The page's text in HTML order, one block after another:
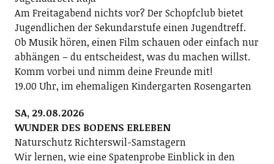
Am Freitagabend nichts vor? Der Schopfclub bietet
Jugendlichen der Sekundarstufe einen Jugendtreff.
Ob Musik hören, einen Film schauen oder einfach nur
abhängen – du entscheidest, was du machen willst.
Komm vorbei und nimm deine Freunde mit!
19.00 Uhr, im ehemaligen Kindergarten Rosengarten
SA, 29.08.2026
WUNDER DES BODENS ERLEBEN
Naturschutz Richterswil-Samstagern
Wir lernen, wie eine Spatenprobe Einblick in den